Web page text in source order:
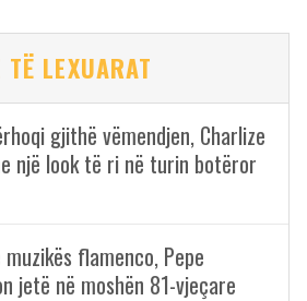
TË LEXUARAT
gjithë vëmendjen, Charlize
një look të ri në turin botëror
flamenco, Pepe
jetë në moshën 81-vjeçare